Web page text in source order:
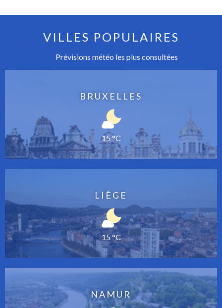
VILLES POPULAIRES
Prévisions météo les plus consultées
BRUXELLES
15 °C
LIÈGE
15 °C
NAMUR